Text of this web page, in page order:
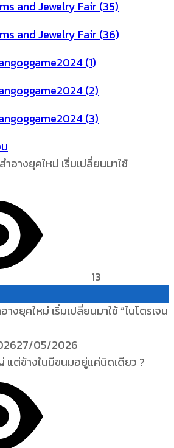
13
างยุคใหม่ เริ่มเปลี่ยนมาใช้ “ไนโตรเจน
27/05/2026